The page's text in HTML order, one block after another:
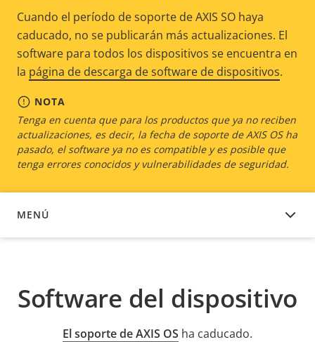
Cuando el período de soporte de AXIS SO haya
caducado, no se publicarán más actualizaciones. El
software para todos los dispositivos se encuentra en
la página de descarga de software de dispositivos.
NOTA
Tenga en cuenta que para los productos que ya no reciben
actualizaciones, es decir, la fecha de soporte de AXIS OS ha
pasado, el software ya no es compatible y es posible que
tenga errores conocidos y vulnerabilidades de seguridad.
MENÚ
SOFTWARE DEL DISPOSITIVO
Software del dispositivo
El soporte de AXIS OS ha caducado.